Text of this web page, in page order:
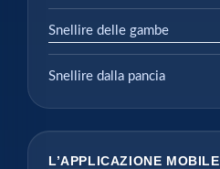
Snellire delle gambe
Snellire dalla pancia
L’APPLICAZIONE MOBILE